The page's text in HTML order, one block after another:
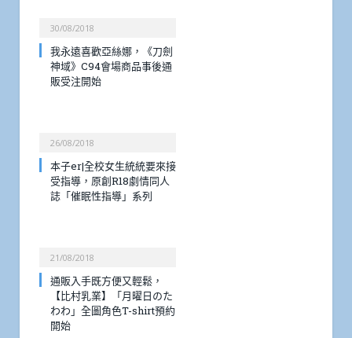
30/08/2018
我永遠喜歡亞絲娜，《刀劍
神域》C94會場商品事後通
販受注開始
26/08/2018
本子er|全校女生統統要來接
受指導，原創R18劇情同人
誌「催眠性指導」系列
21/08/2018
通販入手既方便又輕鬆，
【比村乳業】「月曜日のた
わわ」全圖角色T-shirt預約
開始